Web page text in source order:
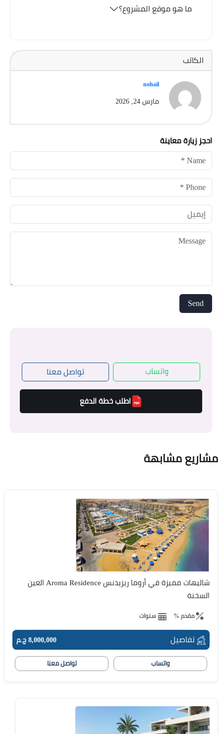
ما هو موقع المشروع؟
الكاتب
nohail
مارس 24, 2026
احجز زيارة معاينة
واتساب تواصل معنا
اطلب خطة الدفع
مشاريع مشابهة
شاليهات مميزة في أروما ريزيدنس Aroma Residence العين
السخنة
مقدم % سنوات
تفاصيل 8,000,000 ج.م
واتساب تواصل معنا